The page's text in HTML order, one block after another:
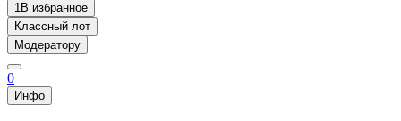
1В избранное
Классный лот
Модератору
0
Инфо